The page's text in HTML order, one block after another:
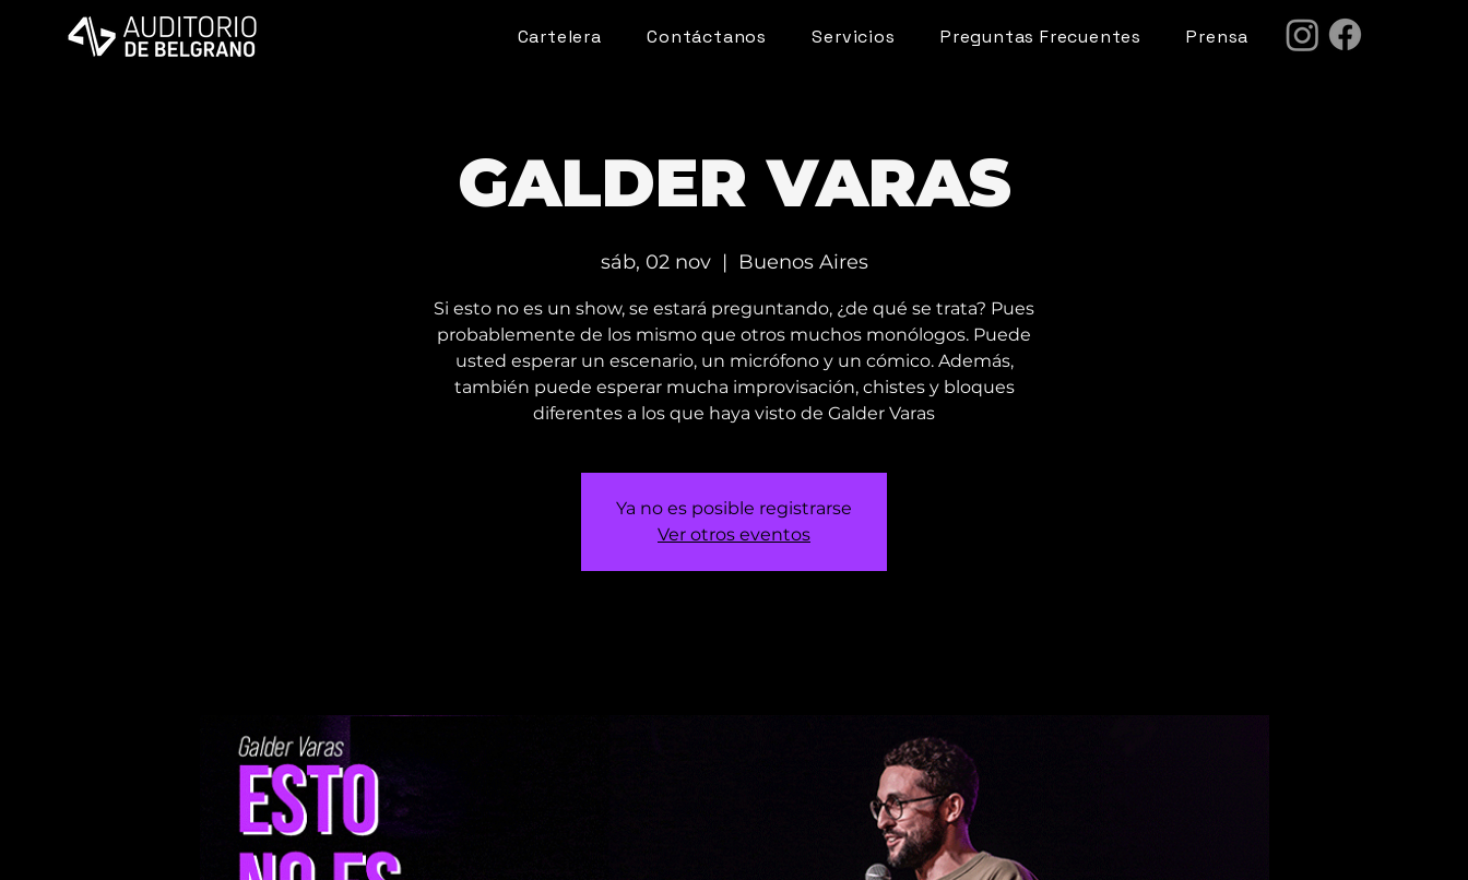
Cartelera Contáctanos Servicios Preguntas Frecuentes Prensa
GALDER VARAS
sáb, 02 nov
  |
Buenos Aires
Si esto no es un show, se estará preguntando, ¿de qué se trata? Pues
probablemente de los mismo que otros muchos monólogos. Puede
usted esperar un escenario, un micrófono y un cómico. Además,
también puede esperar mucha improvisación, chistes y bloques
diferentes a los que haya visto de Galder Varas
Ya no es posible registrarse
Ver otros eventos